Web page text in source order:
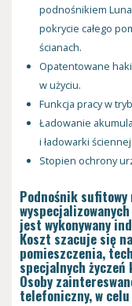
podnośnikiem
pokrycie całego
ścianach.
Opatentowane
w użyciu.
Funkcja pracy w
Ładowanie
i ładowarki ściennej.
Stopien ochrony
Podnośnik
jest wykonywany
Koszt szacuje się
pomieszczenia,
specjalnych
Osoby
telefoniczny, w celu